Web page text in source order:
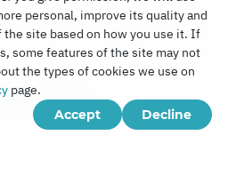
of Korea.
personal, improve its quality and
site based on how you use it. If
some features of the site may not
the types of cookies we use on
page.
Accept
Decline